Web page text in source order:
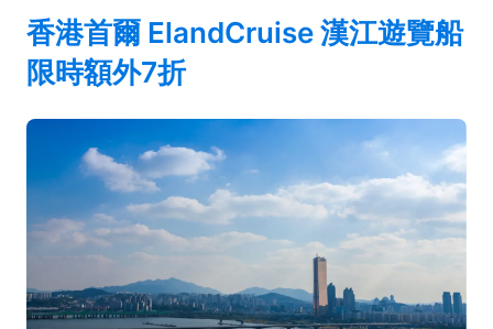
香港首爾 ElandCruise 漢江遊覽船
限時額外7折